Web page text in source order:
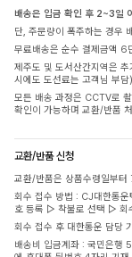
배송은 입금 확인 후 2~3일
단, 주문량이 폭주하는 경우
무료배송은 순수 결제금액 6
제주도 및 도서산간지역은
시에도 도선료는 고객님 부담)
모든 배송 과정은 CCTV로
확인이 가능하며 교환/반품
교환/반품 신청
교환/반품은 상품수령일부터
회수 접수 방법 : CJ대한통
호 등록 ▷ 착불로 선택 ▷ 회
회수 접수 후 대한통운 담당
배송비 입금계좌 : 국민은